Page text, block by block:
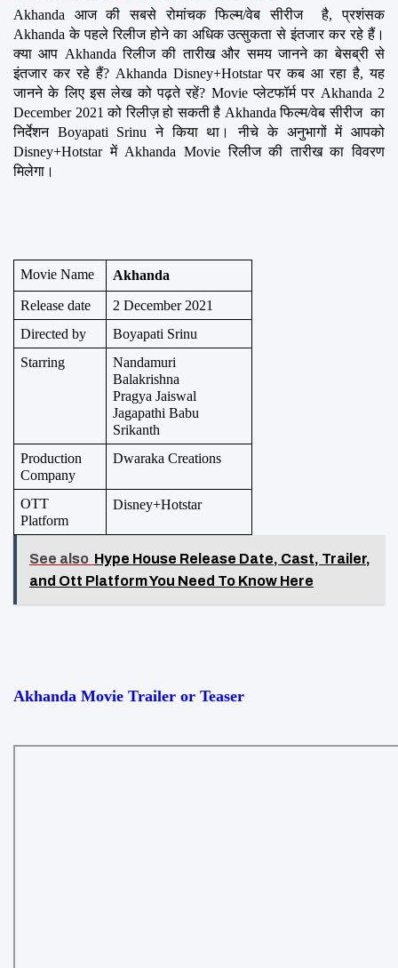
Akhanda आज की सबसे रोमांचक फिल्म/वेब सीरीज  है, प्रशंसक
Akhanda के पहले रिलीज होने का अधिक उत्सुकता से इंतजार कर रहे हैं।
क्या आप Akhanda रिलीज की तारीख और समय जानने का बेसब्री से
इंतजार कर रहे हैं? Akhanda Disney+Hotstar पर कब आ रहा है, यह
जानने के लिए इस लेख को पढ़ते रहें? Movie प्लेटफॉर्म पर Akhanda 2
December 2021 को रिलीज़ हो सकती है Akhanda फिल्म/वेब सीरीज  का
निर्देशन Boyapati Srinu ने किया था। नीचे के अनुभागों में आपको
Disney+Hotstar में Akhanda Movie रिलीज की तारीख का विवरण
मिलेगा।
Movie Name
Akhanda
Release date
2 December 2021
Directed by
Boyapati Srinu
Starring
Nandamuri
Balakrishna
Pragya Jaiswal
Jagapathi Babu
Srikanth
Production
Company
Dwaraka Creations
OTT
Platform
Disney+Hotstar
See also Hype House Release Date, Cast, Trailer,
and Ott Platform You Need To Know Here
Akhanda Movie Trailer or Teaser